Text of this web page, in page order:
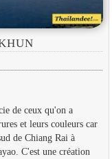
de ceux qu'on a
et leurs couleurs car
de Chiang Rai à
C'est une création